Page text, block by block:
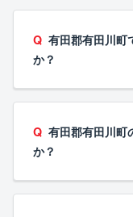
有田郡有田川町
か？
有田郡有田川町
か？